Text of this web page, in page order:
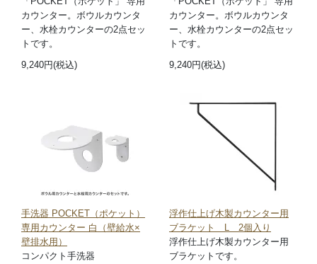
カウンター。ボウルカウンタ
ー、水栓カウンターの2点セッ
トです。
9,240円(税込)
カウンター。ボウルカウンタ
ー、水栓カウンターの2点セッ
トです。
9,240円(税込)
手洗器 POCKET（ポケット）
専用カウンター 白（壁給水×
壁排水用）
コンパクト手洗器
浮作仕上げ木製カウンター用
ブラケット L 2個入り
浮作仕上げ木製カウンター用
ブラケットです。